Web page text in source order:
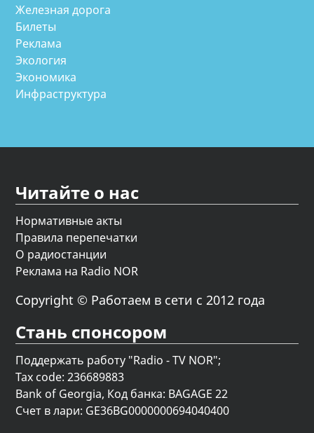
Железная дорога
Билеты
Реклама
Экология
Экономика
Инфраструктура
Читайте о нас
Нормативные акты
Правила перепечатки
О радиостанции
Реклама на Radio NOR
Copyright © Работаем в сети с 2012 года
Стань спонсором
Поддержать работу "Radio - TV NOR";
Tax code: 236689883
Bank of Georgia, Код банка: BAGAGE 22
Счет в лари: GE36BG0000000694040400